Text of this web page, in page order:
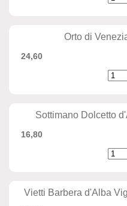
Orto di
24,60
Sottimano Dolcetto
16,80
Vietti Barbera d'Alba